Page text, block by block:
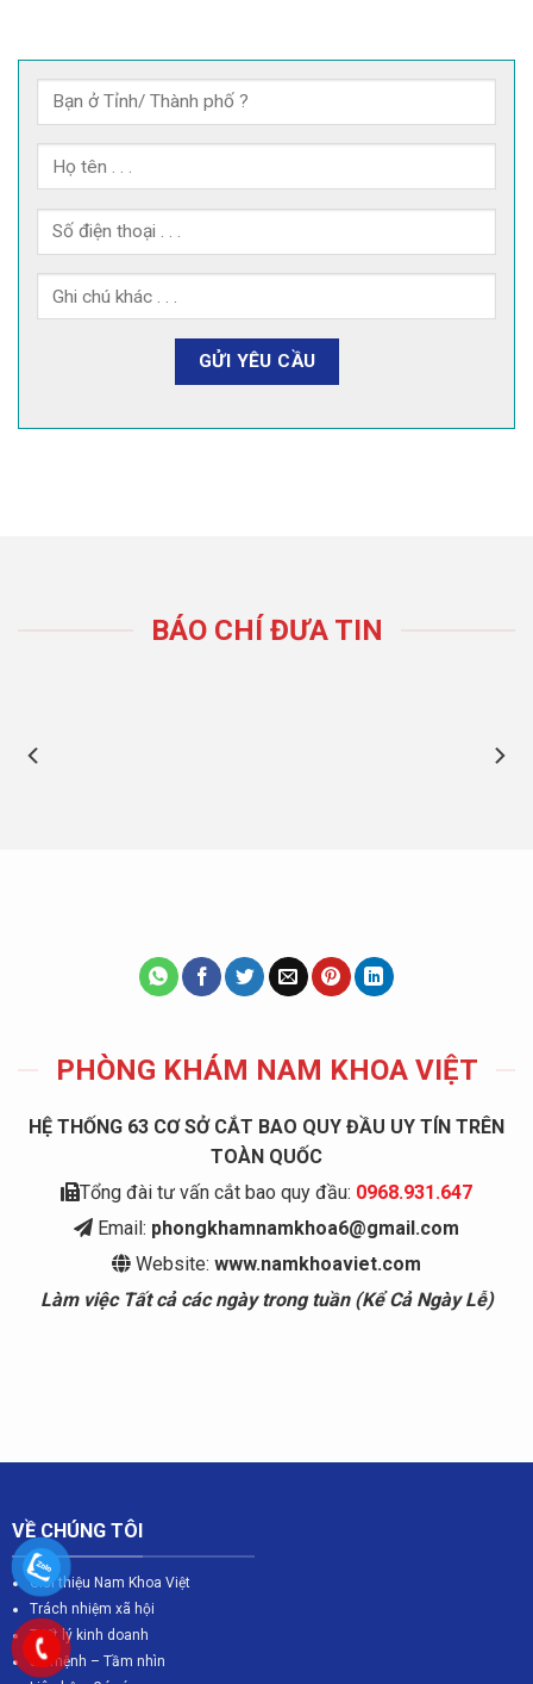
BÁO CHÍ ĐƯA TIN
PHÒNG KHÁM NAM KHOA VIỆT
HỆ THỐNG 63 CƠ SỞ CẮT BAO QUY ĐẦU UY TÍN TRÊN
TOÀN QUỐC
Tổng đài tư vấn cắt bao quy đầu: 0968.931.647
Email: phongkhamnamkhoa6@gmail.com
Website: www.namkhoaviet.com
Làm việc Tất cả các ngày trong tuần (Kể Cả Ngày Lễ)
VỀ CHÚNG TÔI
Giới thiệu Nam Khoa Việt
Trách nhiệm xã hội
Triết lý kinh doanh
Sứ mệnh – Tầm nhìn